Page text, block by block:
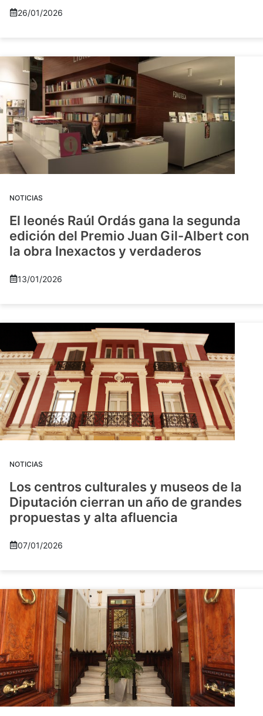
26/01/2026
NOTICIAS
El leonés Raúl Ordás gana la segunda
edición del Premio Juan Gil-Albert con
la obra Inexactos y verdaderos
13/01/2026
NOTICIAS
Los centros culturales y museos de la
Diputación cierran un año de grandes
propuestas y alta afluencia
07/01/2026